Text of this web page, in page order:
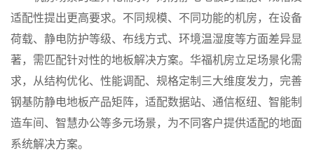
适配性提出更高要求。不同规模、不同功能的机房，在设备
荷载、静电防护等级、布线方式、环境温湿度等方面差异显
著，需匹配针对性的地板解决方案。华福机房立足场景化需
求，从结构优化、性能调配、规格定制三大维度发力，完善
钢基防静电地板产品矩阵，适配数据站、通信枢纽、智能制
造车间、智慧办公等多元场景，为不同客户提供适配的地面
系统解决方案。